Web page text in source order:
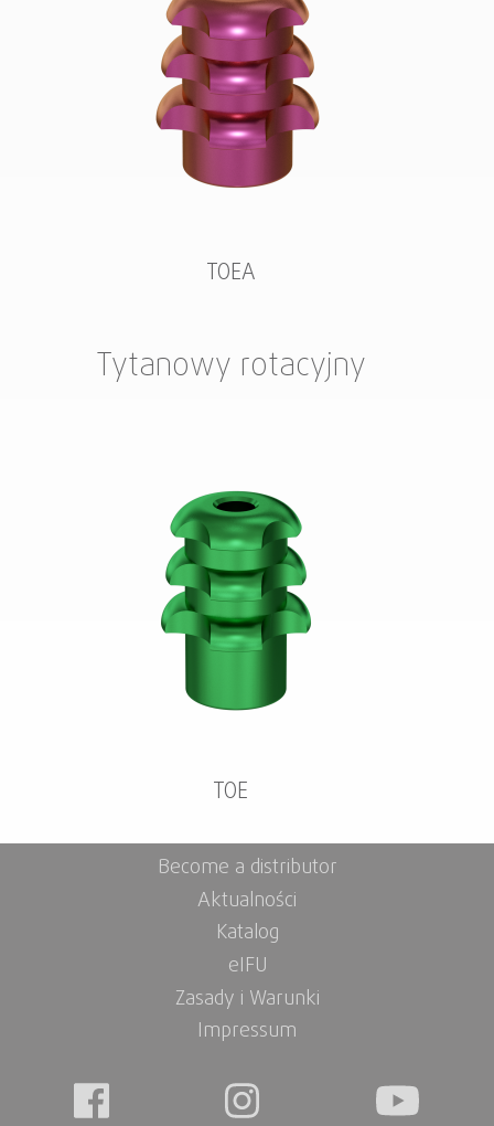
TOEA
Tytanowy rotacyjny
TOE
Become a distributor
Aktualności
Katalog
eIFU
Zasady i Warunki
Impressum